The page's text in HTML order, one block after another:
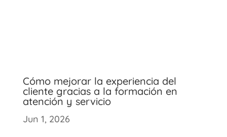
Cómo mejorar la experiencia del
cliente gracias a la formación en
atención y servicio
Jun 1, 2026